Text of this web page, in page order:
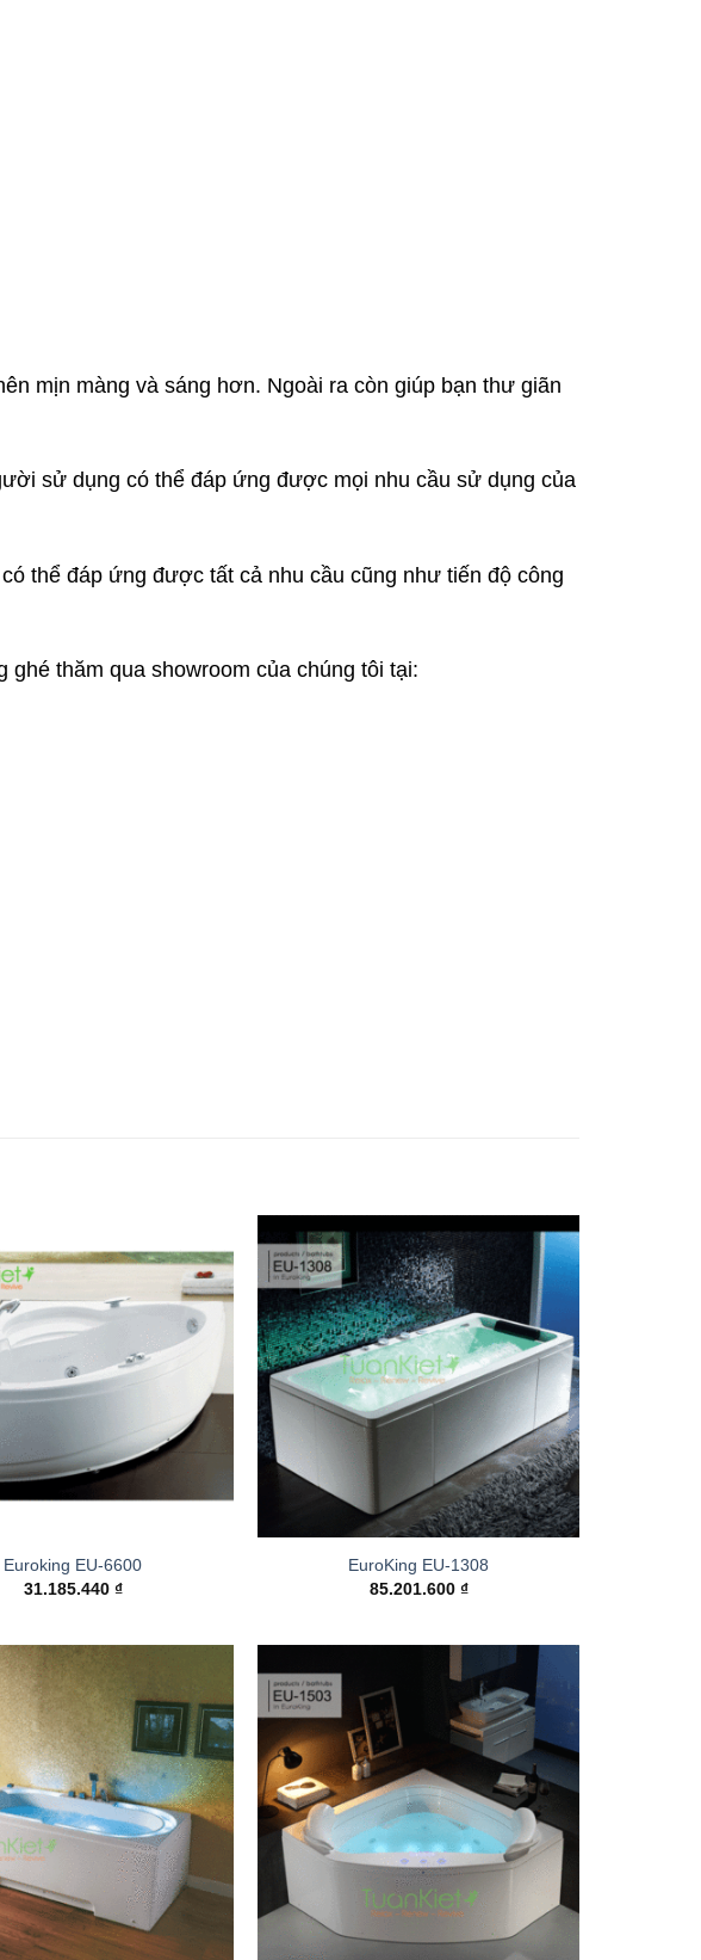
mịn màng và sáng hơn. Ngoài ra còn giúp bạn thư giãn
sử dụng có thể đáp ứng được mọi nhu cầu sử dụng của
có thể đáp ứng được tất cả nhu cầu cũng như tiến độ công
thăm qua showroom của chúng tôi tại:
Add to
wishlist
Euroking EU-6600
31.185.440 ₫
Add to
wishlist
EuroKing EU-1308
85.201.600 ₫
Add to
wishlist
Add to
wishlist